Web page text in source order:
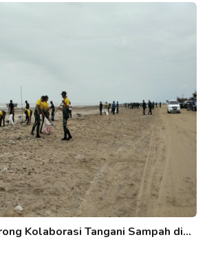
Kolaborasi Tangani Sampah di…